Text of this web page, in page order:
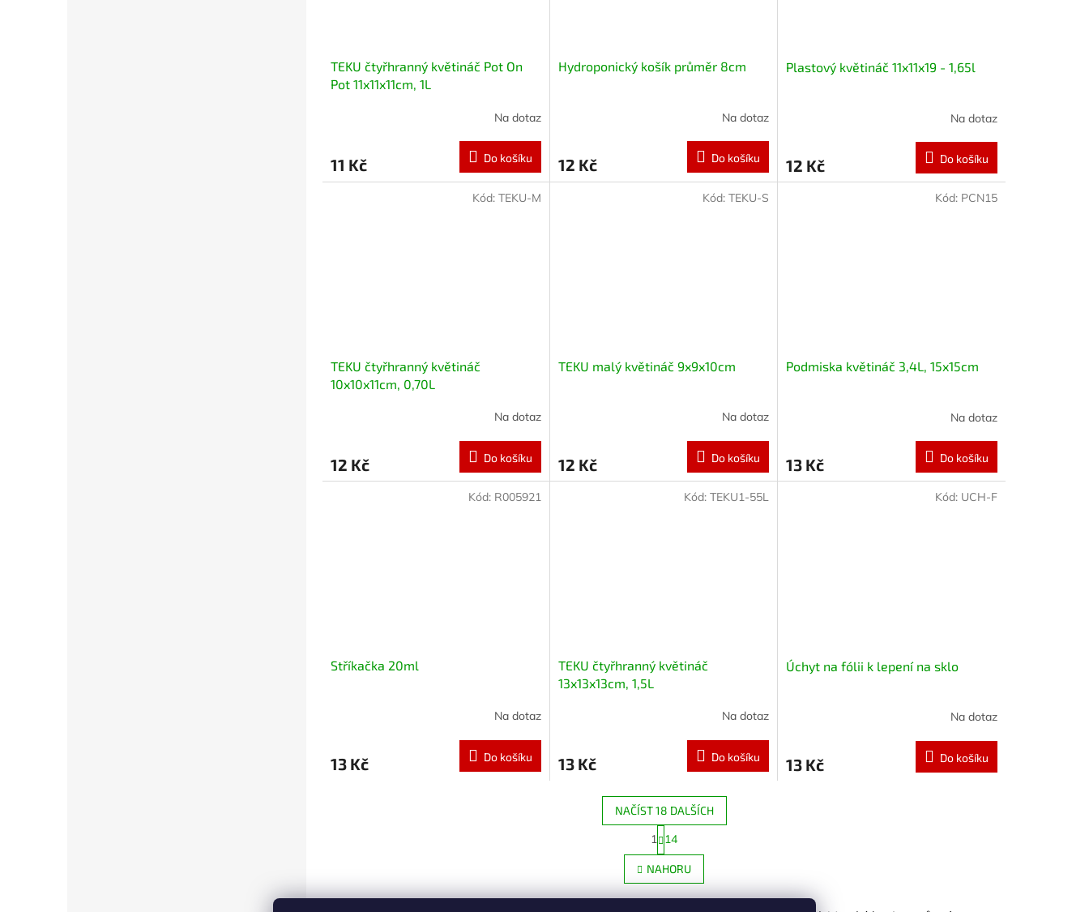
TEKU čtyřhranný květináč Pot On
Pot 11x11x11cm, 1L
Na dotaz
11 Kč Do košíku
Hydroponický košík průměr 8cm
Na dotaz
12 Kč Do košíku
Plastový květináč 11x11x19 - 1,65l
Na dotaz
12 Kč Do košíku
TEKU čtyřhranný květináč
10x10x11cm, 0,70L
Na dotaz
12 Kč Do košíku
Kód: TEKU-M
TEKU malý květináč 9x9x10cm
Na dotaz
12 Kč Do košíku
Kód: TEKU-S
Podmiska květináč 3,4L, 15x15cm
Na dotaz
13 Kč Do košíku
Kód: PCN15
Stříkačka 20ml
Na dotaz
13 Kč Do košíku
Kód: R005921
TEKU čtyřhranný květináč
13x13x13cm, 1,5L
Na dotaz
13 Kč Do košíku
Kód: TEKU1-55L
Úchyt na fólii k lepení na sklo
Na dotaz
13 Kč Do košíku
Kód: UCH-F
O
v
l
á
NAČÍST 18 DALŠÍCH
S
t
r
á
n
k
1 14
NAHORU